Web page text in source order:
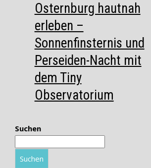
Osternburg hautnah
erleben –
Sonnenfinsternis und
Perseiden-Nacht mit
dem Tiny
Observatorium
Suchen
Suchen